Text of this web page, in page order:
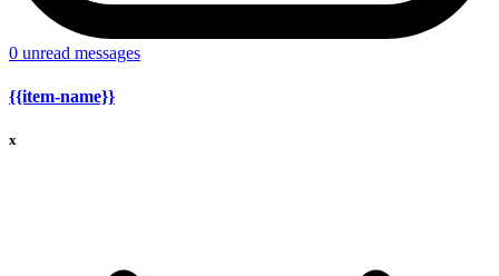
0 unread messages
{{item-name}}
x